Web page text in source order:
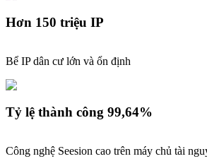
Hơn 150 triệu IP
Bể IP dân cư lớn và ổn định
Tỷ lệ thành công 99,64%
Công nghệ Seesion cao trên máy chủ tài